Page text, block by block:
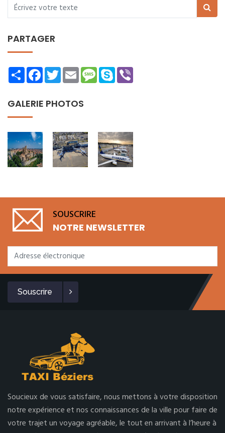
PARTAGER
ShareFacebookTwitterEmailMessage
Skype
GALERIE PHOTOS
SOUSCRIRE
NOTRE NEWSLETTER
Souscrire
Soucieux de vous satisfaire, nous mettons à votre disposition
notre expérience et nos connaissances de la ville pour faire de
votre trajet un voyage agréable, le tout en arrivant à l’heure à